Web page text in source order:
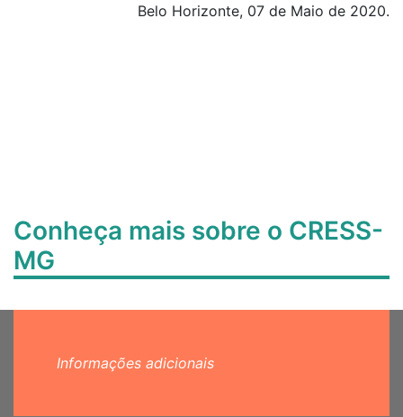
Belo Horizonte, 07 de Maio de 2020.
Conheça mais sobre o CRESS-
MG
Informações adicionais